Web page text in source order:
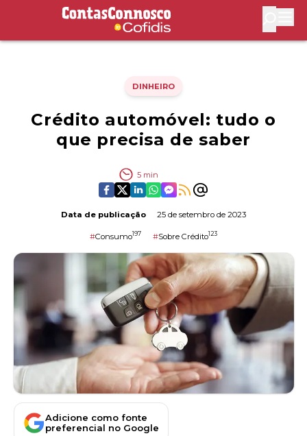
Contas Connosco by Cofidis
DINHEIRO
Crédito automóvel: tudo o
que precisa de saber
5 min
Data de publicação 25 de setembro de 2023
#Consumo197 #Sobre Crédito123
Adicione como fonte
preferencial no Google